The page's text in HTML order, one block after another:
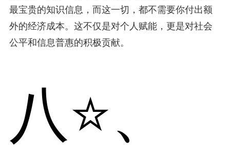
最宝贵的知识信息，而这一切，都不需要你付出额
外的经济成本。这不仅是对个人赋能，更是对社会
公平和信息普惠的积极贡献。
八⭐、